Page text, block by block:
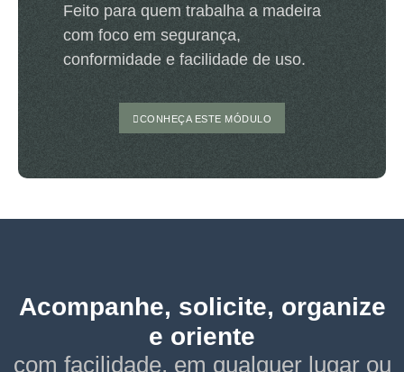
Feito para quem trabalha a madeira
com foco em segurança,
conformidade e facilidade de uso.
CONHEÇA ESTE MÓDULO
Acompanhe, solicite, organize
e oriente
com facilidade, em qualquer lugar ou